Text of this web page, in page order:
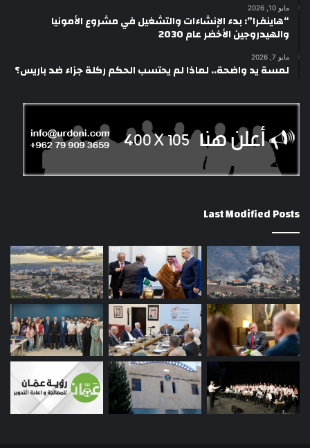
مايو 10, 2026
“هاينفرا”: بدء الإنشاءات والتشغيل في مشروع الأمونيا
والهيدروجين الأخضر عام 2030
مايو 7, 2026
لمسة يد واضحة.. لماذا لم يحتسب الحكم ركلة جزاء ضد باريس؟
Last Modified Posts